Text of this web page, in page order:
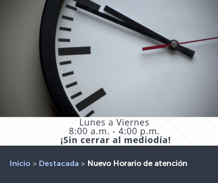
Inicio > Destacada > Nuevo Horario de atención